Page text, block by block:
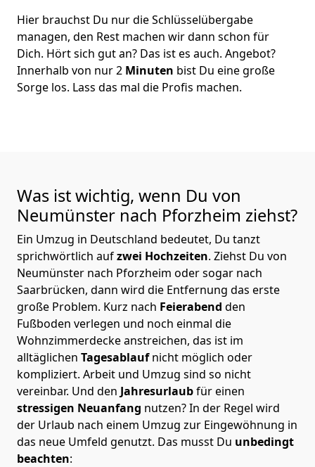
Hier brauchst Du nur die Schlüsselübergabe
managen, den Rest machen wir dann schon für
Dich. Hört sich gut an? Das ist es auch. Angebot?
Innerhalb von nur 2 Minuten bist Du eine große
Sorge los. Lass das mal die Profis machen.
Was ist wichtig, wenn Du von
Neumünster nach Pforzheim ziehst?
Ein Umzug in Deutschland bedeutet, Du tanzt
sprichwörtlich aufzwei Hochzeiten. Ziehst Du von
Neumünster nach Pforzheim oder sogar nach
Saarbrücken, dann wird die Entfernung das erste
große Problem. Kurz nach Feierabend den
Fußboden verlegen und noch einmal die
Wohnzimmerdecke anstreichen, das ist im
alltäglichen Tagesablaufnicht möglich oder
kompliziert. Arbeit und Umzug sind so nicht
vereinbar. Und den Jahresurlaubfür einen
stressigen Neuanfang nutzen? In der Regel wird
der Urlaub nach einem Umzug zur Eingewöhnung in
das neue Umfeld genutzt. Das musst Du unbedingt
beachten: